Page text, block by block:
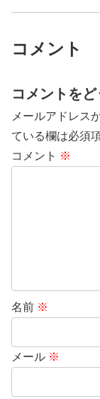
コメント
コメントを
メールアドレス
ている欄は必須
コメント ※
名前 ※
メール ※